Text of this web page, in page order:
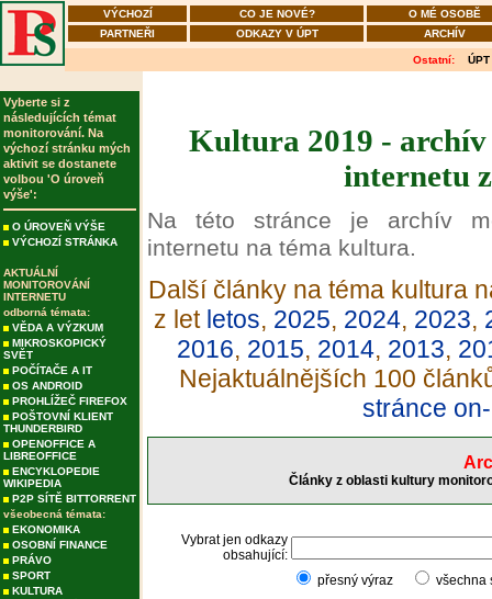
VÝCHOZÍ CO JE NOVÉ?
O MÉ OSOBĚ
PARTNEŘI
ODKAZY V ÚPT ARCHÍV
Ostatní: ÚPT
Vyberte si z
následujících témat
monitorování. Na
výchozí stránku mých
aktivit se dostanete
volbou 'O úroveň
výše':
O ÚROVEŇ VÝŠE
VÝCHOZÍ STRÁNKA
AKTUÁLNÍ
MONITOROVÁNÍ
INTERNETU
odborná témata:
VĚDA A VÝZKUM
MIKROSKOPICKÝ
SVĚT
POČÍTAČE A IT
OS ANDROID
PROHLÍŽEČ FIREFOX
POŠTOVNÍ KLIENT
THUNDERBIRD
OPENOFFICE A
LIBREOFFICE
ENCYKLOPEDIE
WIKIPEDIA
P2P SÍTĚ BITTORRENT
všeobecná témata:
EKONOMIKA
OSOBNÍ FINANCE
PRÁVO
SPORT
KULTURA
Kultura 2019 - archív
internetu
Na této stránce je archív
internetu na téma kultura.
Další články na téma kultura
z let letos, 2025, 2024, 2023,
2016, 2015, 2014, 2013,
Nejaktuálnějších 100
stránce
Články z oblasti kultury
Vybrat jen odkazy
obsahující:
přesný výraz